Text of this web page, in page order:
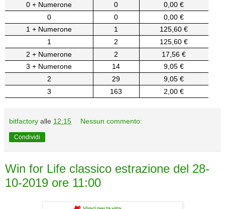
0 + Numerone
0
0,00 €
0
0
0,00 €
1 + Numerone
1
125,60 €
1
2
125,60 €
2 + Numerone
2
17,56 €
3 + Numerone
14
9,05 €
2
29
9,05 €
3
163 2,00 €
bitfactory alle 12:15 Nessun commento:
Condividi
Win for Life classico estrazione del 28-
10-2019 ore 11:00